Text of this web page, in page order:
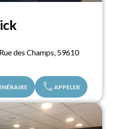
des Champs, 59610
call APPELER